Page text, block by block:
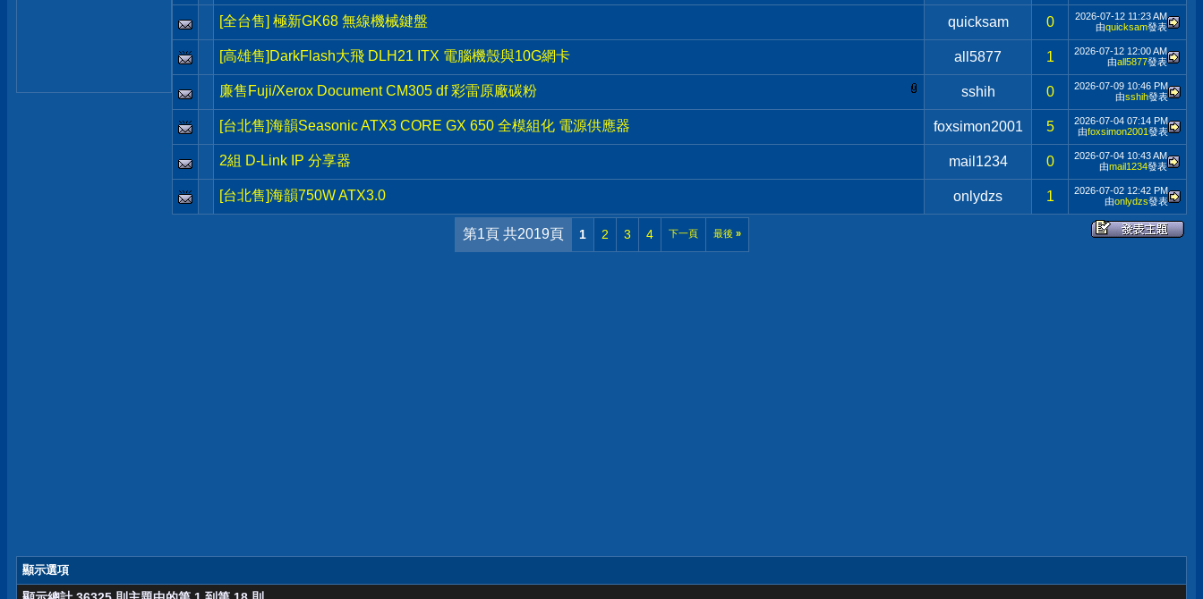
[全台售] 極新GK68 無線機械鍵盤 quicksam 0 2026-07-12 11:23 AM
由quicksam發表
[高雄售]DarkFlash大飛 DLH21 ITX 電腦機殼與10G網卡 all5877 1 2026-07-12 12:00 AM
由all5877發表
廉售Fuji/Xerox Document CM305 df 彩雷原廠碳粉 sshih 0 2026-07-09 10:46 PM
由sshih發表
[台北售]海韻Seasonic ATX3 CORE GX 650 全模組化 電源供應器 foxsimon2001 5 2026-07-04 07:14 PM
由foxsimon2001發表
2組 D-Link IP 分享器 mail1234 0 2026-07-04 10:43 AM
由mail1234發表
[台北售]海韻750W ATX3.0 onlydzs 1 2026-07-02 12:42 PM
由onlydzs發表
第1頁 共2019頁 1 2 3 4 下一頁 最後 »
顯示選項